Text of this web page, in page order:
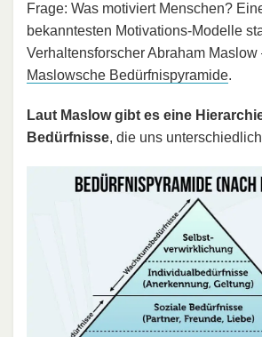
Frage: Was motiviert Menschen?
bekanntesten Motivations-Modelle
Verhaltensforscher Abraham Maslow
Maslowsche Bedürfnispyramide.
Laut Maslow gibt es eine
Bedürfnisse, die uns